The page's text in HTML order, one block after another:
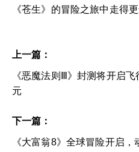
《苍生》的冒险之旅中走得
上一篇：
《恶魔法则Ⅲ》封测将开启
元
下一篇：
《大富翁8》全球冒险开启